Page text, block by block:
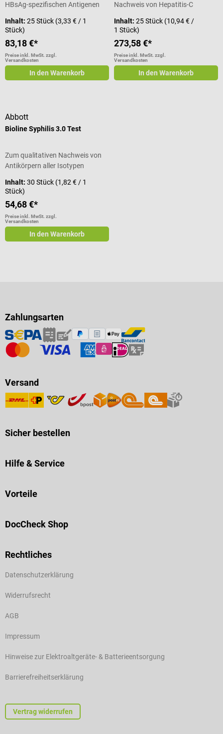
HBsAg-spezifischen Antigenen
Inhalt: 25 Stück (3,33 € / 1
Stück)
83,18 €*
Preise inkl. MwSt. zzgl.
Versandkosten
In den Warenkorb
Nachweis von Hepatitis-C
Inhalt:25 Stück (10,94 € /
1 Stück)
273,58 €*
Preise inkl. MwSt. zzgl.
Versandkosten
In den Warenkorb
Abbott
Bioline Syphilis 3.0 Test
Zum qualitativen Nachweis von
Antikörpern aller Isotypen
Inhalt: 30 Stück (1,82 € / 1
Stück)
54,68 €*
Preise inkl. MwSt. zzgl.
Versandkosten
In den Warenkorb
Zahlungsarten
Versand
Sicher bestellen
Hilfe & Service
Vorteile
DocCheck Shop
Rechtliches
Datenschutzerklärung
Widerrufsrecht
AGB
Impressum
Hinweise zur Elektroaltgeräte- & Batterieentsorgung
Barrierefreiheitserklärung
Vertrag widerrufen